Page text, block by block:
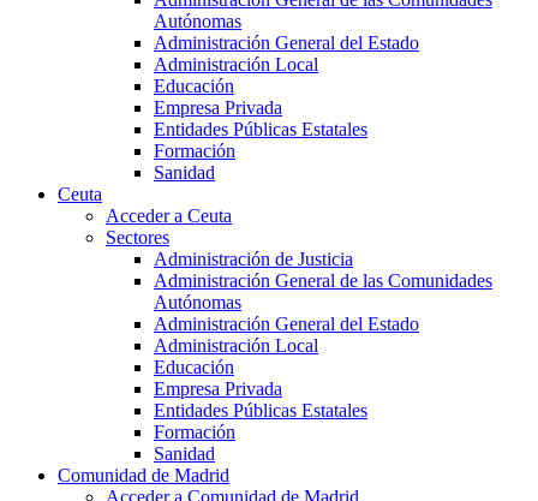
Autónomas
Administración General del Estado
Administración Local
Educación
Empresa Privada
Entidades Públicas Estatales
Formación
Sanidad
Ceuta
Acceder a Ceuta
Sectores
Administración de Justicia
Administración General de las Comunidades
Autónomas
Administración General del Estado
Administración Local
Educación
Empresa Privada
Entidades Públicas Estatales
Formación
Sanidad
Comunidad de Madrid